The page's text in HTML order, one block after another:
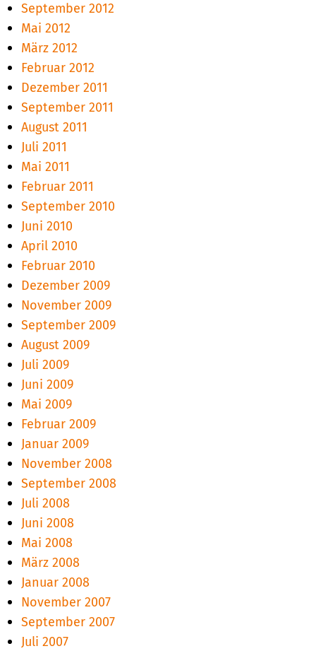
September 2012
Mai 2012
März 2012
Februar 2012
Dezember 2011
September 2011
August 2011
Juli 2011
Mai 2011
Februar 2011
September 2010
Juni 2010
April 2010
Februar 2010
Dezember 2009
November 2009
September 2009
August 2009
Juli 2009
Juni 2009
Mai 2009
Februar 2009
Januar 2009
November 2008
September 2008
Juli 2008
Juni 2008
Mai 2008
März 2008
Januar 2008
November 2007
September 2007
Juli 2007